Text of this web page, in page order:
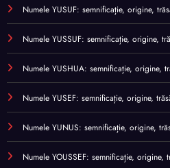
Numele YUSUF: semnificație, origine,
Numele YUSSUF: semnificație, origine,
Numele YUSHUA: semnificație, origine,
Numele YUSEF: semnificație, origine,
Numele YUNUS: semnificație, origine,
Numele YOUSSEF: semnificație, origine,